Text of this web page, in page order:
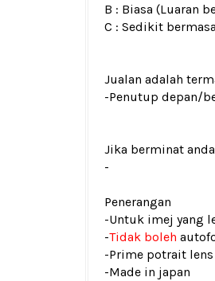
B : Biasa (Luaran
C : Sedikit
Jualan adalah
-Penutup depan/
Jika berminat
-
Penerangan
-Untuk imej yang
-Tidak boleh
-Prime potrait lens
-Made in japan